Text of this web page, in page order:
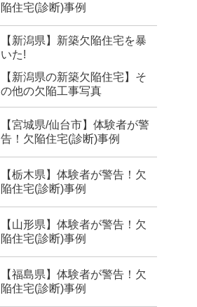
陥住宅(診断)事例
【新潟県】新築欠陥住宅を暴
いた!
【新潟県の新築欠陥住宅】そ
の他の欠陥工事写真
【宮城県/仙台市】体験者が警
告！欠陥住宅(診断)事例
【栃木県】体験者が警告！欠
陥住宅(診断)事例
【山形県】体験者が警告！欠
陥住宅(診断)事例
【福島県】体験者が警告！欠
陥住宅(診断)事例